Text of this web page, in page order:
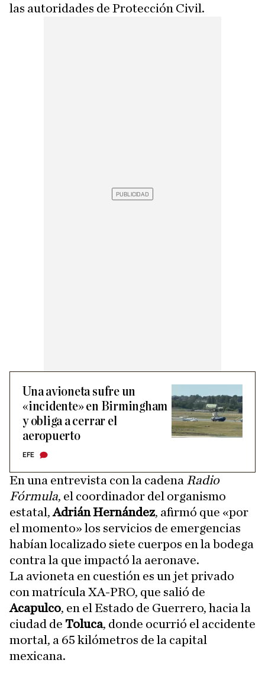
las autoridades de Protección Civil.
Una avioneta sufre un
«incidente» en Birmingham
y obliga a cerrar el
aeropuerto
EFE
En una entrevista con la cadena Radio
Fórmula, el coordinador del organismo
estatal,Adrián Hernández, afirmó que «por
el momento» los servicios de emergencias
habían localizado siete cuerpos en la bodega
contra la que impactó la aeronave.
La avioneta en cuestión es un jet privado
con matrícula XA-PRO, que salió de
Acapulco, en el Estado de Guerrero, hacia la
ciudad de Toluca, donde ocurrió el accidente
mortal, a 65 kilómetros de la capital
mexicana.